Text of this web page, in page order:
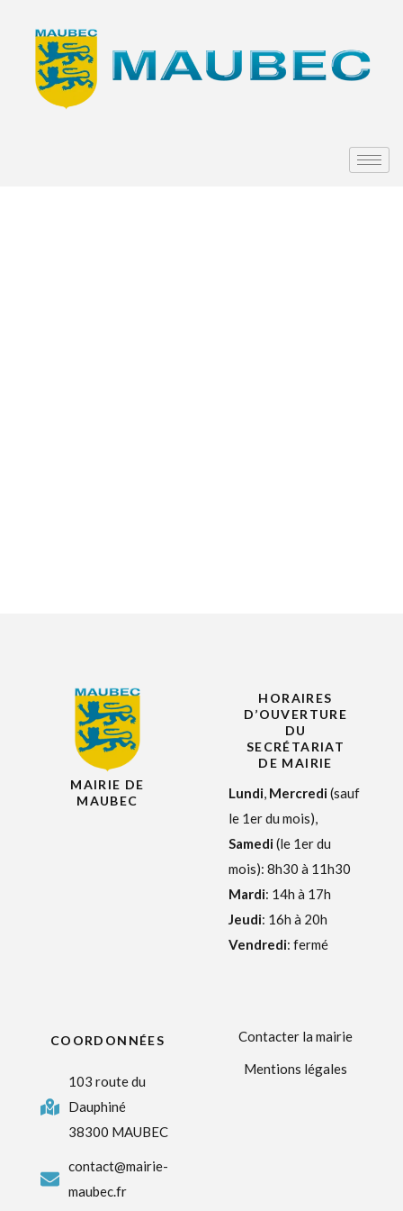
MAIRIE DE
MAUBEC
HORAIRES
D’OUVERTURE
DU
SECRÉTARIAT
DE MAIRIE
Lundi, Mercredi(sauf
le 1er du mois),
Samedi(le 1er du
mois): 8h30 à 11h30
Mardi: 14h à 17h
Jeudi: 16h à 20h
Vendredi: fermé
COORDONNÉES
103 route du
Dauphiné
38300 MAUBEC
contact@mairie-
maubec.fr
Contacter la mairie
Mentions légales